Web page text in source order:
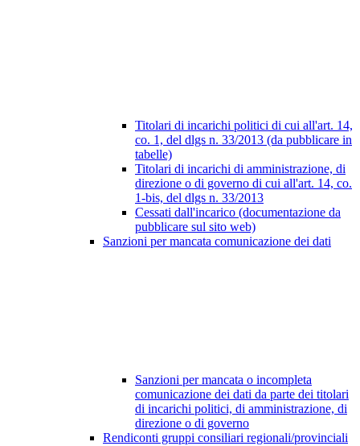
Titolari di incarichi politici di cui all'art. 14,
co. 1, del dlgs n. 33/2013 (da pubblicare in
tabelle)
Titolari di incarichi di amministrazione, di
direzione o di governo di cui all'art. 14, co.
1-bis, del dlgs n. 33/2013
Cessati dall'incarico (documentazione da
pubblicare sul sito web)
Sanzioni per mancata comunicazione dei dati
Sanzioni per mancata o incompleta
comunicazione dei dati da parte dei titolari
di incarichi politici, di amministrazione, di
direzione o di governo
Rendiconti gruppi consiliari regionali/provinciali